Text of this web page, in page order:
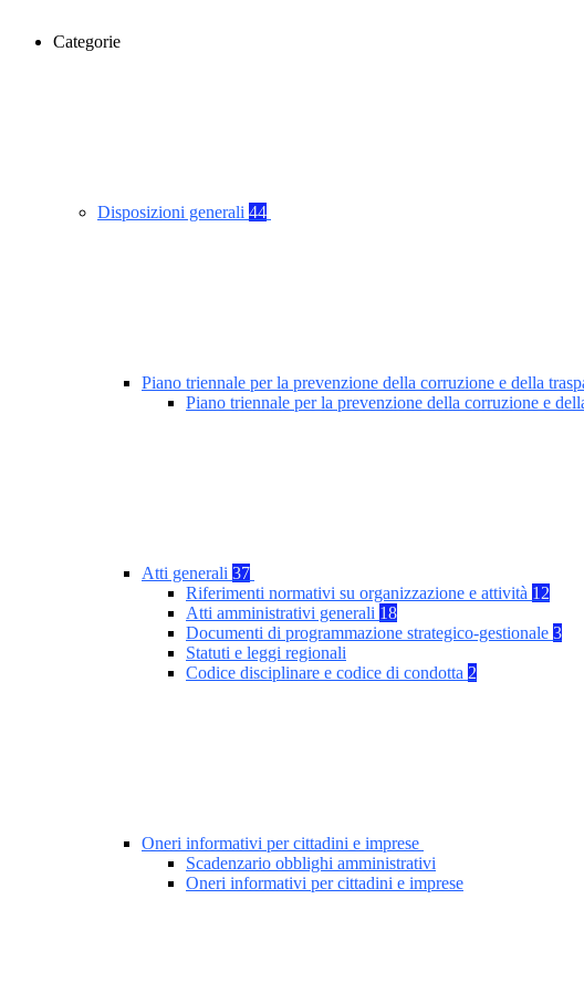
Categorie
Disposizioni generali 44
Piano triennale per la prevenzione della corruzione e della
Piano triennale per la prevenzione della corruzione e
Atti generali 37
Riferimenti normativi su organizzazione e attività 12
Atti amministrativi generali 18
Documenti di programmazione strategico-gestionale 3
Statuti e leggi regionali
Codice disciplinare e codice di condotta 2
Oneri informativi per cittadini e imprese
Scadenzario obblighi amministrativi
Oneri informativi per cittadini e imprese